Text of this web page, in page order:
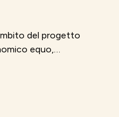
del progetto
equo,…